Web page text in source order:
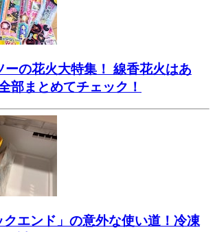
ーの花火大特集！ 線香花火はあ
部まとめてチェック！
クエンド」の意外な使い道！冷凍